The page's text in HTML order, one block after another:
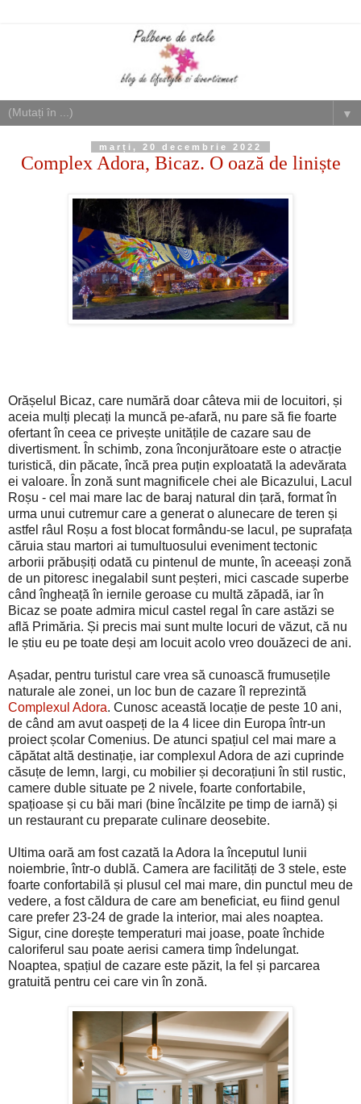
▼
marți, 20 decembrie 2022
Complex Adora, Bicaz. O oază de liniște
Orășelul Bicaz, care numără doar câteva mii de locuitori, și
aceia mulți plecați la muncă pe-afară, nu pare să fie foarte
ofertant în ceea ce privește unitățile de cazare sau de
divertisment. În schimb, zona înconjurătoare este o atracție
turistică, din păcate, încă prea puțin exploatată la adevărata
ei valoare. În zonă sunt magnificele chei ale Bicazului, Lacul
Roșu - cel mai mare lac de baraj natural din țară, format în
urma unui cutremur care a generat o alunecare de teren și
astfel râul Roșu a fost blocat formându-se lacul, pe suprafața
căruia stau martori ai tumultuosului eveniment tectonic
arborii prăbușiți odată cu pintenul de munte, în aceeași zonă
de un pitoresc inegalabil sunt peșteri, mici cascade superbe
când îngheață în iernile geroase cu multă zăpadă, iar în
Bicaz se poate admira micul castel regal în care astăzi se
află Primăria. Și precis mai sunt multe locuri de văzut, că nu
le știu eu pe toate deși am locuit acolo vreo douăzeci de ani.
Așadar, pentru turistul care vrea să cunoască frumusețile
naturale ale zonei, un loc bun de cazare îl reprezintă
Complexul Adora. Cunosc această locație de peste 10 ani,
de când am avut oaspeți de la 4 licee din Europa într-un
proiect școlar Comenius. De atunci spațiul cel mai mare a
căpătat altă destinație, iar complexul Adora de azi cuprinde
căsuțe de lemn, largi, cu mobilier și decorațiuni în stil rustic,
camere duble situate pe 2 nivele, foarte confortabile,
spațioase și cu băi mari (bine încălzite pe timp de iarnă) și
un restaurant cu preparate culinare deosebite.
Ultima oară am fost cazată la Adora la începutul lunii
noiembrie, într-o dublă. Camera are facilități de 3 stele, este
foarte confortabilă și plusul cel mai mare, din punctul meu de
vedere, a fost căldura de care am beneficiat, eu fiind genul
care prefer 23-24 de grade la interior, mai ales noaptea.
Sigur, cine dorește temperaturi mai joase, poate închide
caloriferul sau poate aerisi camera timp îndelungat.
Noaptea, spațiul de cazare este păzit, la fel și parcarea
gratuită pentru cei care vin în zonă.